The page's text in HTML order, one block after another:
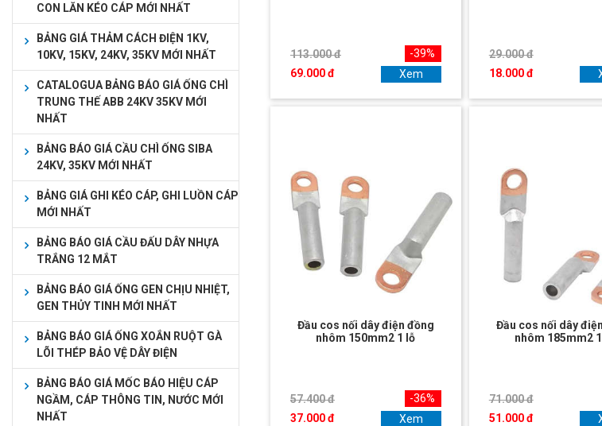
CON LĂN KÉO CÁP MỚI NHẤT
BẢNG GIÁ THẢM CÁCH ĐIỆN 1KV,
10KV, 15KV, 24KV, 35KV MỚI NHẤT
CATALOGUA BẢNG BÁO GIÁ ỐNG CHÌ
TRUNG THẾ ABB 24KV 35KV MỚI
NHẤT
BẢNG BÁO GIÁ CẦU CHÌ ỐNG SIBA
24KV, 35KV MỚI NHẤT
BẢNG GIÁ GHI KÉO CÁP, GHI LUỒN CÁP
MỚI NHẤT
BẢNG BÁO GIÁ CẦU ĐẤU DÂY NHỰA
TRẮNG 12 MẮT
BẢNG BÁO GIÁ ỐNG GEN CHỊU NHIỆT,
GEN THỦY TINH MỚI NHẤT
BẢNG BÁO GIÁ ỐNG XOẮN RUỘT GÀ
LÕI THÉP BẢO VỆ DÂY ĐIỆN
BẢNG BÁO GIÁ MỐC BÁO HIỆU CÁP
NGẦM, CÁP THÔNG TIN, NƯỚC MỚI
NHẤT
113.000 đ
69.000 đ
-39%
Xem
29.000 đ
18.000 đ
Đầu cos nối dây điện đồng
nhôm 150mm2 1 lỗ
57.400 đ
37.000 đ
-36%
Xem
Đầu cos nối dây
nhôm 185mm2
71.000 đ
51.000 đ